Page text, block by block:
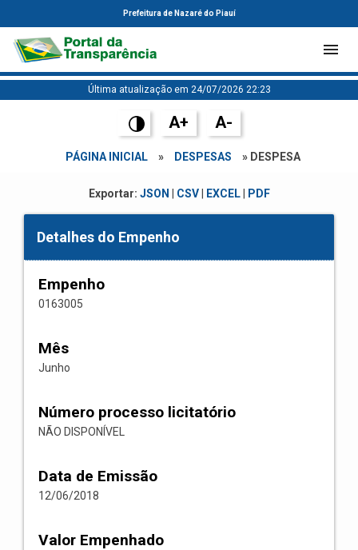
Prefeitura de Nazaré do Piauí
Última atualização em 24/07/2026 22:23
A+ A-
PÁGINA INICIAL » DESPESAS » DESPESA
Exportar: JSON CSV| EXCEL| PDF
Detalhes do Empenho
Empenho
0163005
Mês
Junho
Número processo licitatório
NÃO DISPONÍVEL
Data de Emissão
12/06/2018
Valor Empenhado